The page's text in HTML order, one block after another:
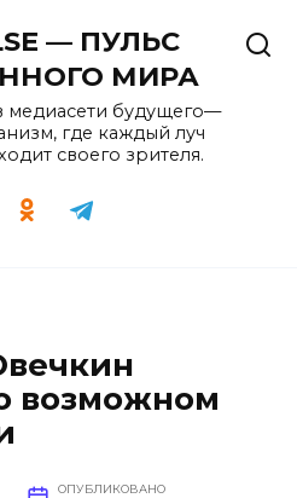
— ПУЛЬС
МИРА
медиасети будущего—
где каждый луч
своего зрителя.
возможном
ОПУБЛИКОВАНО